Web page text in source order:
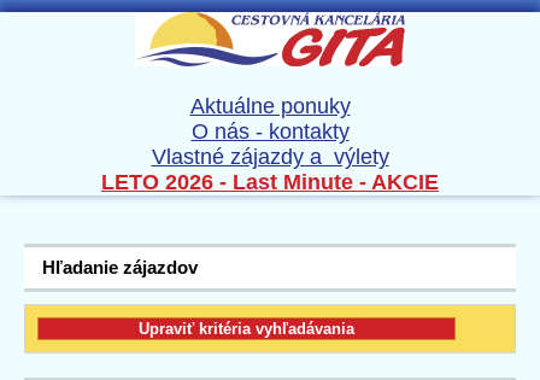
Aktuálne ponuky
O nás - kontakty
Vlastné zájazdy a výlety
LETO 2026 - Last Minute - AKCIE
Hľadanie zájazdov